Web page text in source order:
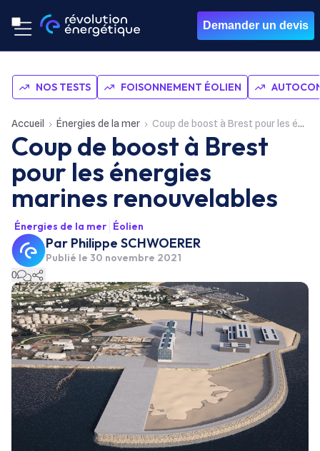
Demander un devis
NOS TESTS FOISONNEMENT ÉOLIEN
Accueil Énergies de la mer Coup de boost à Brest pour les énergies marines renouvelables
Coup de boost à Brest
pour les énergies
marines renouvelables
Énergies de la mer Éolien
Par Philippe SCHWOERER
Publié le 30 novembre 2021
0